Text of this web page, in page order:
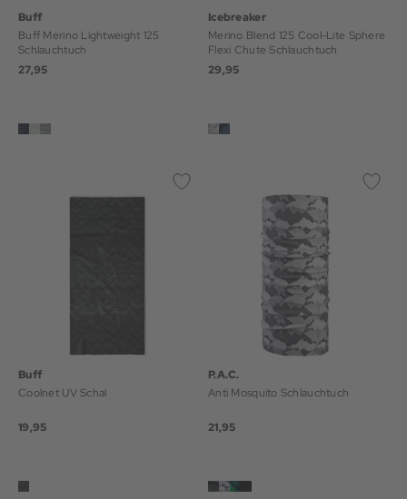
Buff
Buff Merino Lightweight 125
Schlauchtuch
27,95
Icebreaker
Merino Blend 125 Cool-Lite Sphere
Flexi Chute Schlauchtuch
29,95
Buff
Coolnet UV Schal
19,95
P.A.C.
Anti Mosquito Schlauchtuch
21,95